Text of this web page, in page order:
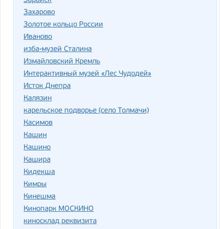
Захарово
Золотое кольцо России
Иваново
изба-музей Сталина
Измайловский Кремль
Интерактивный музей «Лес Чудодей»
Исток Днепра
Калязин
карельское подворье (село Толмачи)
Касимов
Кашин
Кашино
Кашира
Кидекша
Кимры
Кинешма
Кинопарк МОСКИНО
киносклад реквизита